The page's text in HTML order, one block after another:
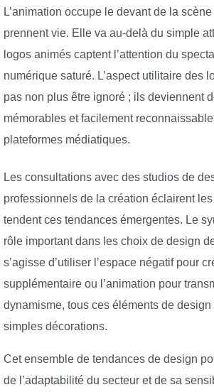
L’animation occupe le devant de la
prennent vie. Elle va au-delà du simple
logos animés captent l’attention du
numérique saturé. L’aspect utilitaire des
pas non plus être ignoré ; ils deviennent
mémorables et facilement
plateformes médiatiques.
Les consultations avec des studios de
professionnels de la création éclairent
tendent ces tendances émergentes. Le
rôle important dans les choix de design
s’agisse d’utiliser l’espace négatif pour
supplémentaire ou l’animation pour
dynamisme, tous ces éléments de
simples décorations.
Cet ensemble de tendances de design
de l’adaptabilité du secteur et de sa